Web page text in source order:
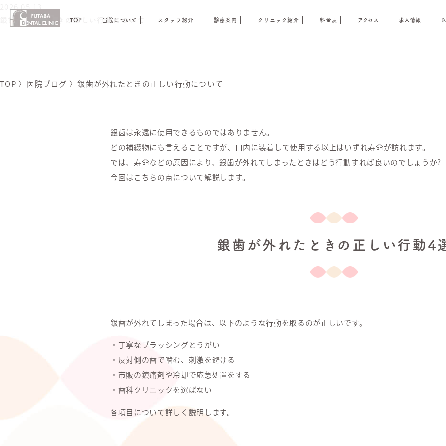
TOP 当院について スタッフ紹介 診療案内 クリニック紹介 料金表 アクセス 求人情報
銀歯が外れたときの正しい行動について
TOP 〉 医院ブログ 〉銀歯が外れたときの正しい行動について
銀歯は永遠に使用できるものではありません。
どの補綴物にも言えることですが、口内に装着して使用する以上はいずれ寿命が訪れます。
では、寿命などの原因により、銀歯が外れてしまったときはどう行動すれば良いのでしょうか?
今回はこちらの点について解説します。
銀歯が外れたときの正しい行動4
銀歯が外れてしまった場合は、以下のような行動を取るのが正しいです。
・丁寧なブラッシングとうがい
・反対側の歯で噛む、刺激を避ける
・市販の鎮痛剤や冷却で応急処置をする
・歯科クリニックを選ばない
各項目について詳しく説明します。